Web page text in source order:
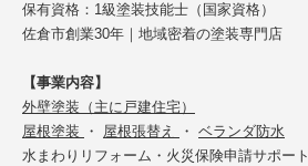
保有資格：1級塗装技能士（国家資格）
佐倉市創業30年｜地域密着の塗装専門店
【事業内容】
外壁塗装（主に戸建住宅）
屋根塗装
・ 屋根張替え ・ ベランダ防水
水まわりリフォーム・火災保険申請サポート